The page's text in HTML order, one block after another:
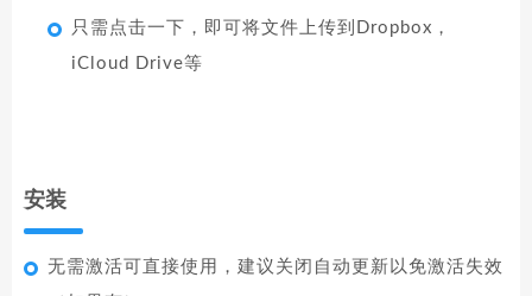
只需点击一下，即可将文件上传到Dropbox，
iCloud Drive等
安装
无需激活可直接使用，建议关闭自动更新以免激活失效